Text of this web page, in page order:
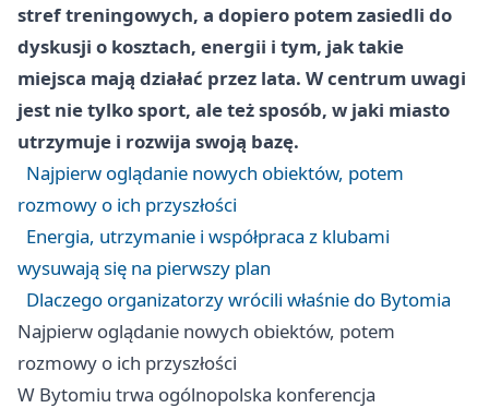
stref treningowych, a dopiero potem zasiedli do
dyskusji o kosztach, energii i tym, jak takie
miejsca mają działać przez lata. W centrum uwagi
jest nie tylko sport, ale też sposób, w jaki miasto
utrzymuje i rozwija swoją bazę.
Najpierw oglądanie nowych obiektów, potem
rozmowy o ich przyszłości
Energia, utrzymanie i współpraca z klubami
wysuwają się na pierwszy plan
Dlaczego organizatorzy wrócili właśnie do Bytomia
Najpierw oglądanie nowych obiektów, potem
rozmowy o ich przyszłości
W Bytomiu trwa ogólnopolska konferencja